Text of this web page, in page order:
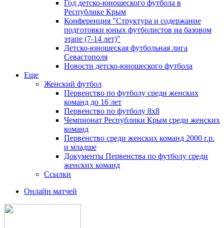
Год детско-юношеского футбола в
Республике Крым
Конференция "Структура и содержание
подготовки юных футболистов на базовом
этапе (7-14 лет)"
Детско-юношеская футбольная лига
Севастополя
Новости детско-юношеского футбола
Еще
Женский футбол
Первенство по футболу среди женских
команд до 16 лет
Первенство по футболу 8х8
Чемпионат Республики Крым среди женских
команд
Первенство среди женских команд 2000 г.р.
и младше
Документы Первенства по футболу среди
женских команд
Ссылки
Онлайн матчей